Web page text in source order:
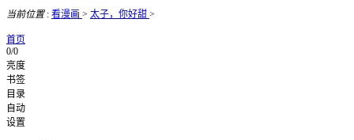
当前位置: 看漫画 > 太子，你好甜 >
首页
0/0
亮度
书签
目录
自动
设置